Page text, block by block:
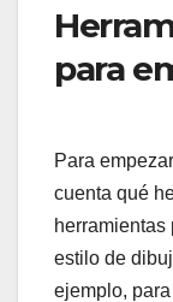
para
Para
cuenta qué
herramientas
estilo de
ejemplo,